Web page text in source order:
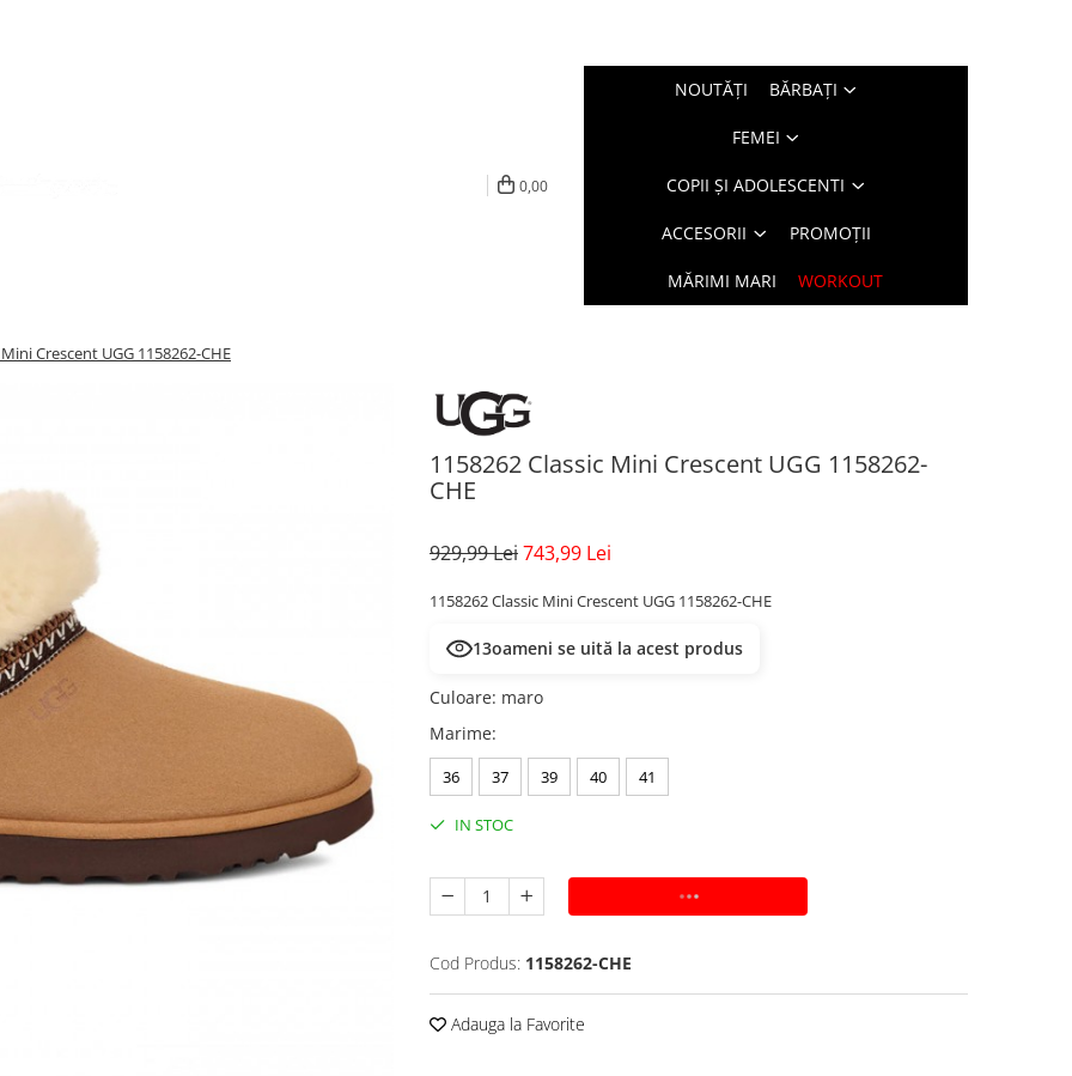
0,00
NOUTĂŢI BĂRBAŢI
FEMEI
COPII ȘI ADOLESCENTI
ACCESORII PROMOȚII
MĂRIMI MARI WORKOUT
Crescent UGG 1158262-CHE
1158262 Classic Mini Crescent UGG 1158262-
CHE
929,99 Lei743,99 Lei
1158262 Classic Mini Crescent UGG 1158262-CHE
13oameni se uită la acest produs
Culoare: maro
Marime:
36 37 39 40 41
IN STOC
ADAUGA IN COS
Cod Produs: 1158262-CHE
Adauga la Favorite